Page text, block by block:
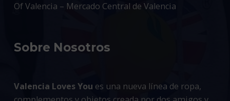
Of Valencia – Mercado Central de Valencia
Sobre Nosotros
Valencia Loves You es una nueva línea de ropa,